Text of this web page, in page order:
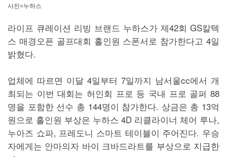
사진=누하스
라이프 큐레이션 리빙 브랜드 누하스가 제42회 GS칼텍
스 매경오픈 골프대회 홀인원 스폰서로 참가한다고 4일
밝혔다.
업체에 따르면 이달 4일부터 7일까지 남서울cc에서 개
최되는 이번 대회는 허인회 프로 등 국내 프로 골퍼 88
명을 포함한 선수 총 144명이 참가한다. 상금은 총 13억
원으로 홀인원 부상은 누하스 4D 리클라이너 체어 루나,
누아즈 쇼파, 프레도니 스마트 테이블이 주어진다. 우승
자에게는 안마의자 바이 크바드라트를 부상으로 지급한